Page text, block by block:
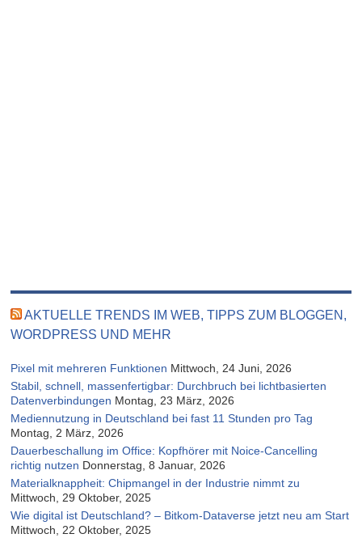
AKTUELLE TRENDS IM WEB, TIPPS ZUM BLOGGEN,
WORDPRESS UND MEHR
Pixel mit mehreren Funktionen Mittwoch, 24 Juni, 2026
Stabil, schnell, massenfertigbar: Durchbruch bei lichtbasierten
Datenverbindungen Montag, 23 März, 2026
Mediennutzung in Deutschland bei fast 11 Stunden pro Tag
Montag, 2 März, 2026
Dauerbeschallung im Office: Kopfhörer mit Noice-Cancelling
richtig nutzen Donnerstag, 8 Januar, 2026
Materialknappheit: Chipmangel in der Industrie nimmt zu
Mittwoch, 29 Oktober, 2025
Wie digital ist Deutschland? – Bitkom-Dataverse jetzt neu am Start
Mittwoch, 22 Oktober, 2025